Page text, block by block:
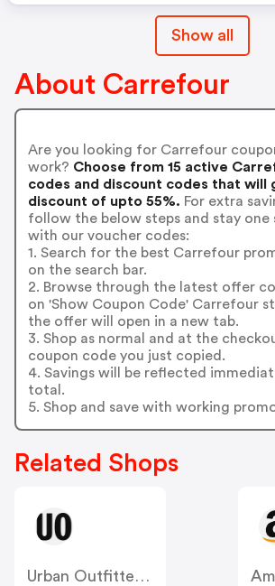
Show all
About Carrefour
Are you looking for Carrefour
work? Choose from 15 active
codes and discount codes that will
discount of upto 55%. For extra
follow the below steps and stay one
with our voucher codes:
1. Search for the best Carrefour
on the search bar.
2. Browse through the latest offer
on 'Show Coupon Code' Carrefour
the offer will open in a new tab.
3. Shop as normal and at the
coupon code you just copied.
4. Savings will be reflected
total.
5. Shop and save with working
Related Shops
Urban Outfitters FR